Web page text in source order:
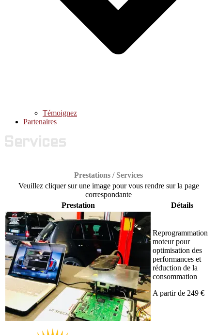
Témoignez
Partenaires
Services
Prestations / Services
Veuillez cliquer sur une image pour vous rendre sur la page
correspondante
Prestation
Détails
Reprogrammation
moteur pour
optimisation des
performances et
réduction de la
consommation
A partir de 249 €